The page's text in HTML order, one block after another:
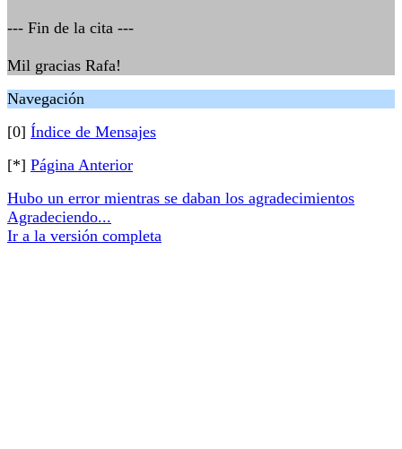
--- Fin de la cita ---
Mil gracias Rafa!
Navegación
[0] Índice de Mensajes
[*] Página Anterior
Hubo un error mientras se daban los agradecimientos
Agradeciendo...
Ir a la versión completa